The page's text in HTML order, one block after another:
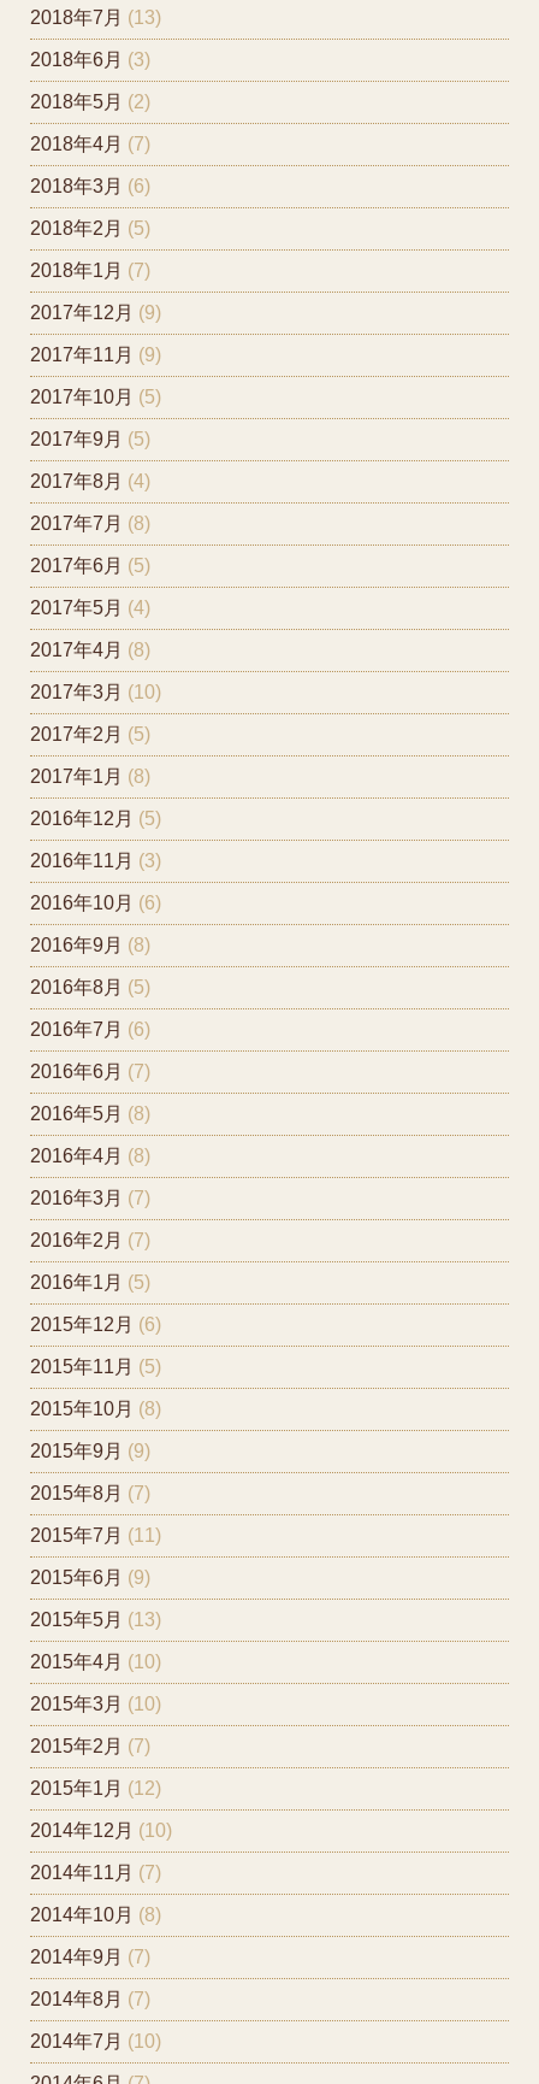
2018年7月 (13)
2018年6月 (3)
2018年5月 (2)
2018年4月 (7)
2018年3月 (6)
2018年2月 (5)
2018年1月 (7)
2017年12月 (9)
2017年11月 (9)
2017年10月 (5)
2017年9月 (5)
2017年8月 (4)
2017年7月 (8)
2017年6月 (5)
2017年5月 (4)
2017年4月 (8)
2017年3月 (10)
2017年2月 (5)
2017年1月 (8)
2016年12月 (5)
2016年11月 (3)
2016年10月 (6)
2016年9月 (8)
2016年8月 (5)
2016年7月 (6)
2016年6月 (7)
2016年5月 (8)
2016年4月 (8)
2016年3月 (7)
2016年2月 (7)
2016年1月 (5)
2015年12月 (6)
2015年11月 (5)
2015年10月 (8)
2015年9月 (9)
2015年8月 (7)
2015年7月 (11)
2015年6月 (9)
2015年5月 (13)
2015年4月 (10)
2015年3月 (10)
2015年2月 (7)
2015年1月 (12)
2014年12月 (10)
2014年11月 (7)
2014年10月 (8)
2014年9月 (7)
2014年8月 (7)
2014年7月 (10)